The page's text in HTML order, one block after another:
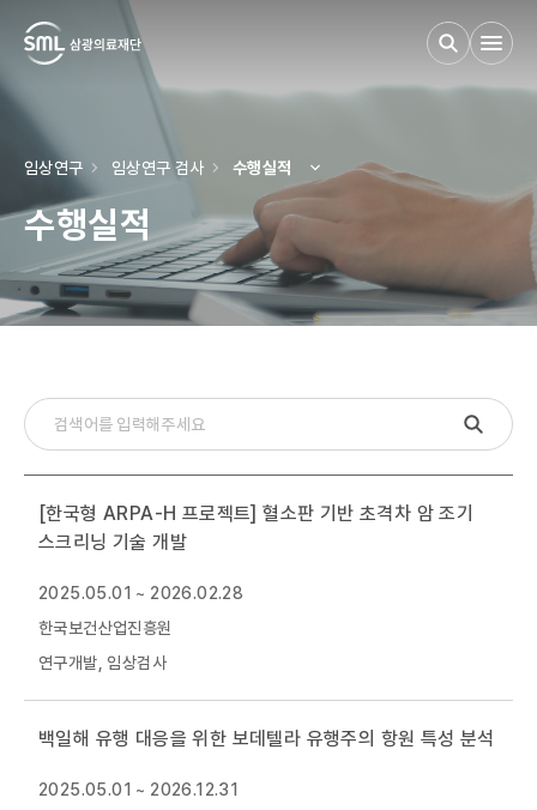
검사부 안내
검사 안내
재단 안내
임상연구 임상연구 검사 수행실적
수행실적
[한국형 ARPA-H 프로젝트] 혈소판 기반 초격차 암 조기
스크리닝 기술 개발
2025.05.01 ~ 2026.02.28
한국보건산업진흥원
연구개발, 임상검사
백일해 유행 대응을 위한 보데텔라 유행주의 항원 특성 분석
2025.05.01 ~ 2026.12.31